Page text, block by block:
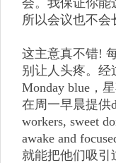
会。我保证你能
所以会议也不会
这主意真不错!
别让人头疼。经
Monday blue，
在周一早晨提供
workers, sweet
awake and
就能把他们吸引